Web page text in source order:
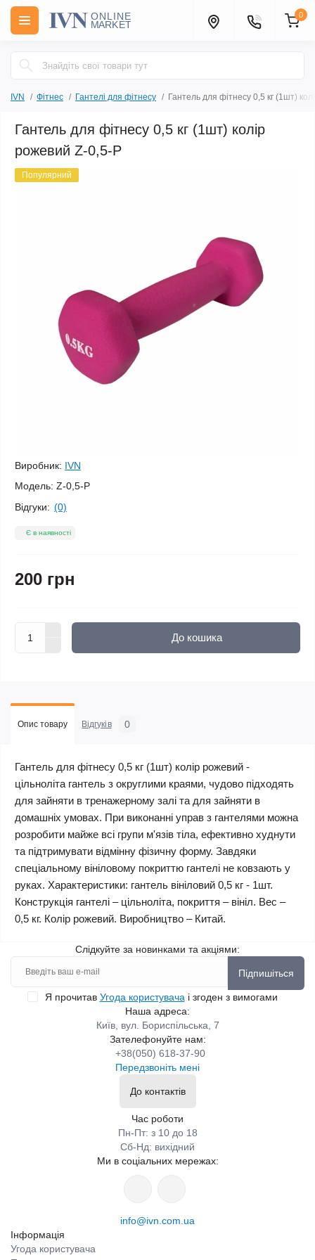
0
IVN Фітнес Гантелі для фітнесу Гантель для фітнесу 0,5 кг (1шт)
Гантель для фітнесу 0,5 кг (1шт) колір
рожевий Z-0,5-Р
Популярний
Виробник: IVN
Модель: Z-0,5-Р
Відгуки: (0)
Є в наявності
200 грн
До кошика
Опис товару Відгуків 0
Гантель для фітнесу 0,5 кг (1шт) колір рожевий -
цільноліта гантель з округлими краями, чудово підходять
для зайняти в тренажерному залі та для зайняти в
домашніх умовах. При виконанні управ з гантелями можна
розробити майже всі групи м'язів тіла, ефективно худнути
та підтримувати відмінну фізичну форму. Завдяки
спеціальному вініловому покриттю гантелі не ковзають у
руках. Характеристики: гантель вініловий 0,5 кг - 1шт.
Конструкція гантелі – цільноліта, покриття – вініл. Вес –
0,5 кг. Колір рожевий. Виробництво – Китай.
Слідкуйте за новинками та акціями:
Підпишіться
Я прочитав Угода користувача і згоден з вимогами
Наша адреса:
Київ, вул. Бориспільська, 7
Зателефонуйте нам:
+38(050) 618-37-90
Передзвоніть мені
До контактів
Час роботи
Пн-Пт: з 10 до 18
Сб-Нд: вихідний
Ми в соціальних мережах:
info@ivn.com.ua
Інформація
Угода користувача